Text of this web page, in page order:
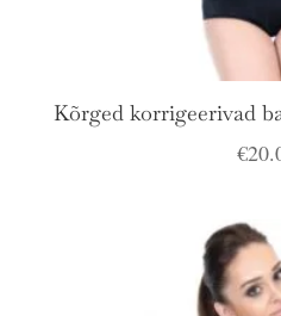
Kõrged korrigeerivad
€